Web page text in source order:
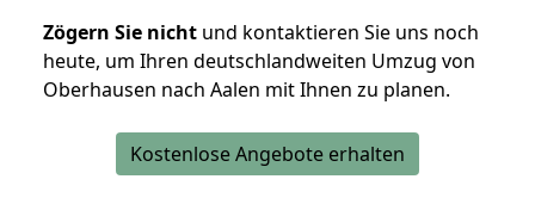
Zögern Sie nicht und kontaktieren Sie uns noch
heute, um Ihren deutschlandweiten Umzug von
Oberhausen nach Aalen mit Ihnen zu planen.
Kostenlose Angebote erhalten